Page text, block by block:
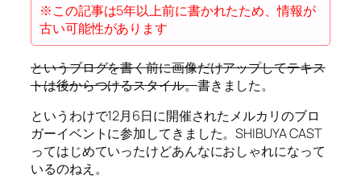
※この記事は5年以上前に書かれたため、情報が
古い可能性があります
というブログを書く前に画像だけアップしてテキス
トは後からつけるスタイル。書きました。
というわけで12月6日に開催されたメルカリのブロ
ガーイベントに参加してきました。SHIBUYA CAST
ってはじめていったけどあんなにおしゃれになって
いるのねえ。